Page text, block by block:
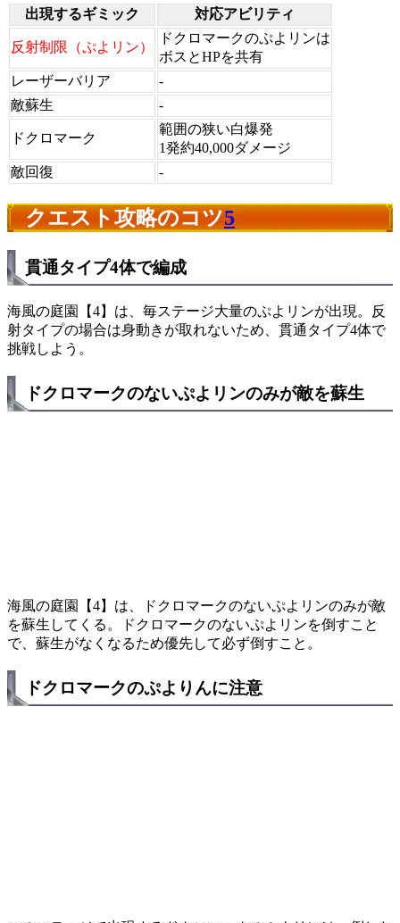
出現するギミック 対応アビリティ
反射制限（ぷよリン）
ドクロマークのぷよリンは
ボスとHPを共有
レーザーバリア
-
敵蘇生
-
ドクロマーク
範囲の狭い白爆発
1発約40,000ダメージ
敵回復
-
クエスト攻略のコツ5
貫通タイプ4体で編成
海風の庭園【4】は、毎ステージ大量のぷよリンが出現。反
射タイプの場合は身動きが取れないため、貫通タイプ4体で
挑戦しよう。
ドクロマークのないぷよリンのみが敵を蘇生
海風の庭園【4】は、ドクロマークのないぷよリンのみが敵
を蘇生してくる。ドクロマークのないぷよリンを倒すこと
で、蘇生がなくなるため優先して必ず倒すこと。
ドクロマークのぷよりんに注意